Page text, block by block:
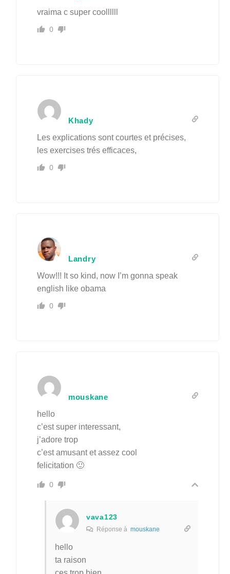
vraima c super coollllll
0
Khady
Les explications sont courtes et précises,
les exercises trés efficaces,
0
Landry
Wow!!! It so kind, now I’m gonna speak
english like obama
0
mouskane
hello
c’est super interessant,
j’adore trop
c’est amusant et assez cool
felicitation 🙂
0
vava123
Réponse à mouskane
hello
ta raison